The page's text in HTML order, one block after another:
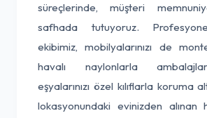
süreçlerinde, müşteri
safhada tutuyoruz.
ekibimiz, mobilyalarınızı de
havalı naylonlarla
eşyalarınızı özel kılıflarla koruma
lokasyonundaki evinizden